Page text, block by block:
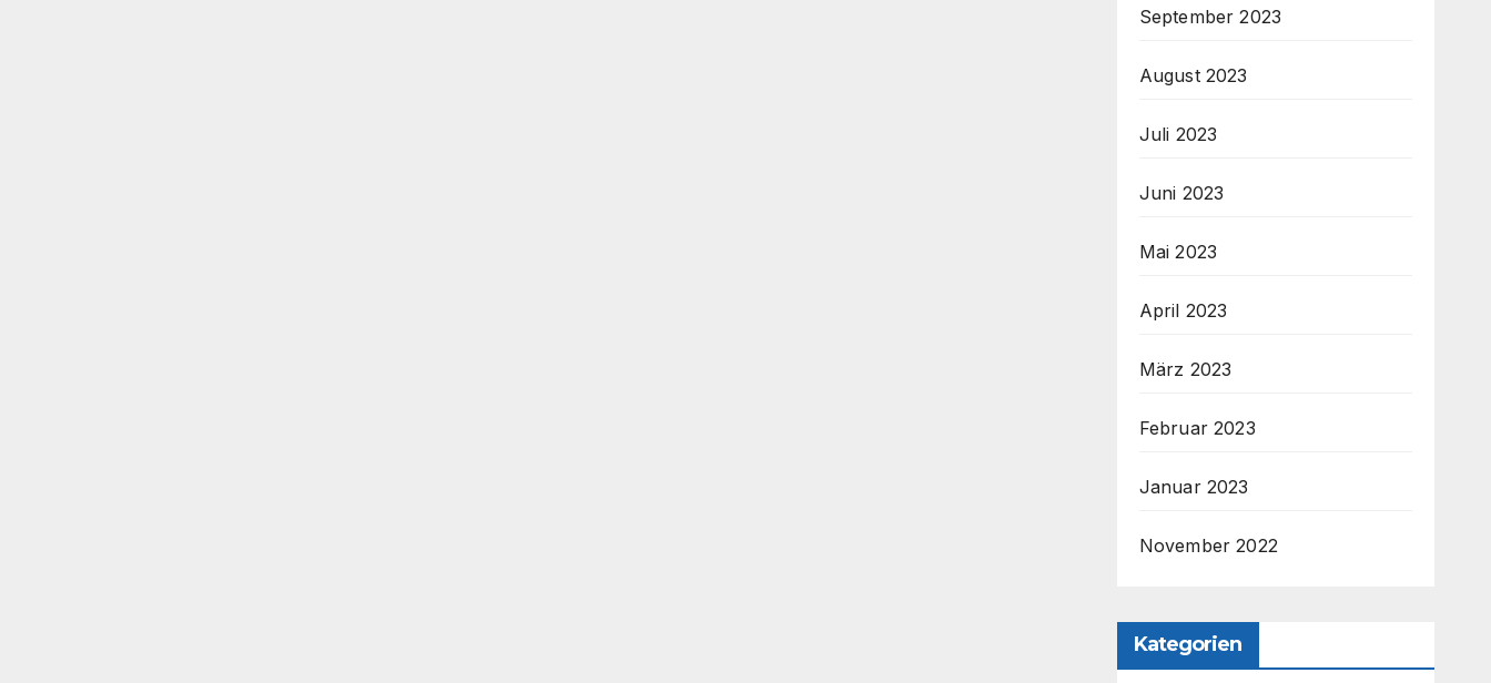
September 2023
August 2023
Juli 2023
Juni 2023
Mai 2023
April 2023
März 2023
Februar 2023
Januar 2023
November 2022
Kategorien